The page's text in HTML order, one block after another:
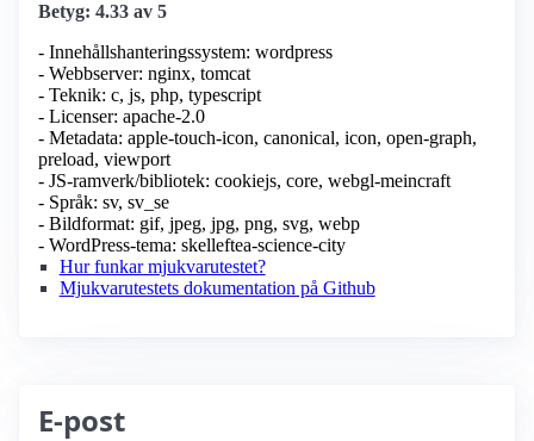
Betyg: 4.33 av 5
- Innehållshanteringssystem: wordpress
- Webbserver: nginx, tomcat
- Teknik: c, js, php, typescript
- Licenser: apache-2.0
- Metadata: apple-touch-icon, canonical, icon, open-graph,
preload, viewport
- JS-ramverk/bibliotek: cookiejs, core, webgl-meincraft
- Språk: sv, sv_se
- Bildformat: gif, jpeg, jpg, png, svg, webp
- WordPress-tema: skelleftea-science-city
Hur funkar mjukvarutestet?
Mjukvarutestets dokumentation på Github
E-post